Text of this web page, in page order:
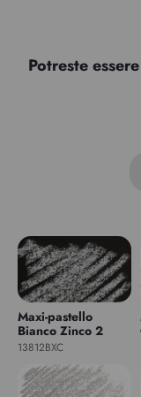
Potreste
Maxi-pastello
Bianco Zinco 2
13812BXC